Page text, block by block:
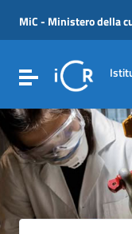
Vai al menu di
Vai al footer
MiC - Ministero della
Attiva / disattiva